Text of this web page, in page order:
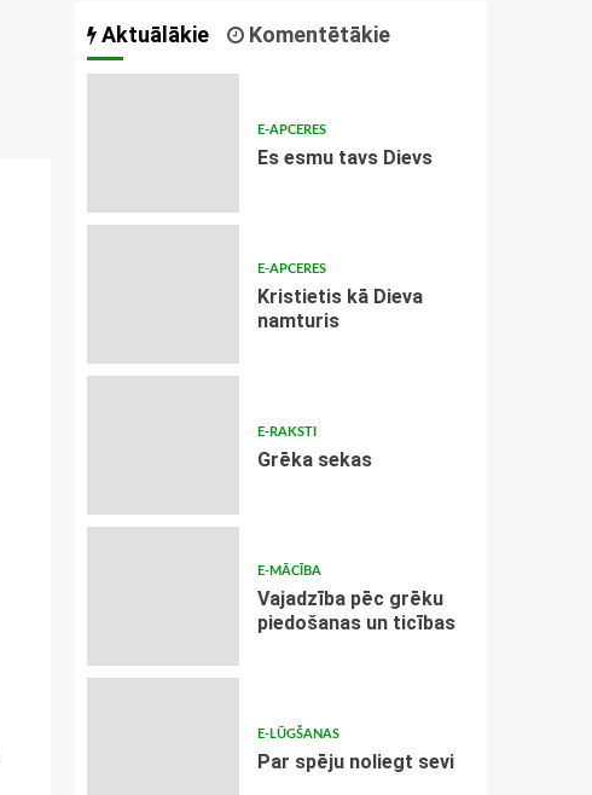
Aktuālākie Komentētākie
E-APCERES
Es esmu tavs Dievs
E-APCERES
Kristietis kā Dieva
namturis
E-RAKSTI
Grēka sekas
E-MĀCĪBA
Vajadzība pēc grēku
piedošanas un ticības
E-LŪGŠANAS
Par spēju noliegt sevi